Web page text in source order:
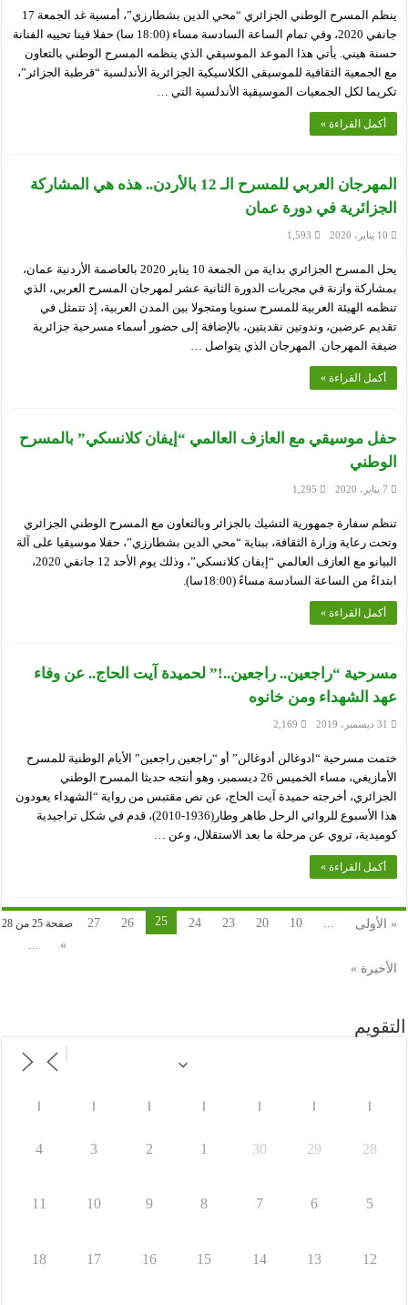
ينظم المسرح الوطني الجزائري “محي الدين بشطارزي”، أمسية غد الجمعة 17
جانفي 2020، وفي تمام الساعة السادسة مساء (18:00 سا) حفلا فينا تحييه الفنانة
حسنة هيني. يأتي هذا الموعد الموسيقي الذي ينظمه المسرح الوطني بالتعاون
مع الجمعية الثقافية للموسيقى الكلاسيكية الجزائرية الأندلسية “قرطبة الجزائر”،
تكريما لكل الجمعيات الموسيقية الأندلسية التي …
أكمل القراءة »
المهرجان العربي للمسرح الـ 12 بالأردن.. هذه هي المشاركة
الجزائرية في دورة عمان
10 يناير، 2020 1,593
يحل المسرح الجزائري بداية من الجمعة 10 يناير 2020 بالعاصمة الأردنية عمان،
بمشاركة وازنة في مجريات الدورة الثانية عشر لمهرجان المسرح العربي، الذي
تنظمه الهيئة العربية للمسرح سنويا ومتجولا بين المدن العربية، إذ تتمثل في
تقديم عرضين، وندوتين نقديتين، بالإضافة إلى حضور أسماء مسرحية جزائرية
ضيفة المهرجان. المهرجان الذي يتواصل …
أكمل القراءة »
حفل موسيقي مع العازف العالمي “إيفان كلانسكي” بالمسرح
الوطني
7 يناير، 2020 1,295
تنظم سفارة جمهورية التشيك بالجزائر وبالتعاون مع المسرح الوطني الجزائري
وتحت رعاية وزارة الثقافة، ببناية “محي الدين بشطارزي”، حفلا موسيقيا على آلة
البيانو مع العازف العالمي “إيفان كلانسكي”، وذلك يوم الأحد 12 جانفي 2020،
ابتداءً من الساعة السادسة مساءً (18:00سا).
أكمل القراءة »
مسرحية “راجعين.. راجعين..!” لحميدة آيت الحاج.. عن وفاء
عهد الشهداء ومن خانوه
31 ديسمبر، 2019 2,169
ختمت مسرحية “ادوغالن أدوغالن” أو “راجعين راجعين” الأيام الوطنية للمسرح
الأمازيغي، مساء الخميس 26 ديسمبر، وهو أنتجه حديثا المسرح الوطني
الجزائري، أخرجته حميدة آيت الحاج، عن نص مقتبس من رواية “الشهداء يعودون
هذا الأسبوع للروائي الرحل طاهر وطار(1936-2010)، قدم في شكل تراجيدية
كوميدية، تروي عن مرحلة ما بعد الاستقلال، وعن …
أكمل القراءة »
صفحة 25 من 28 « الأولى ...
10
20
23
24
25
26
27
»
...
الأخيرة »
التقويم
28
29
30
1
2
3
4
5
6
7
8
9
10
11
12
13
14
15
16
17
18